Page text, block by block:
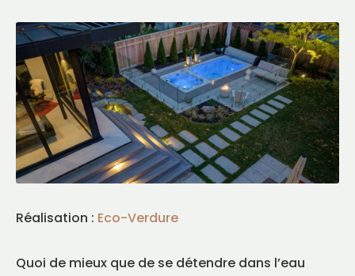
Réalisation : Eco-Verdure
Quoi de mieux que de se détendre dans l’eau